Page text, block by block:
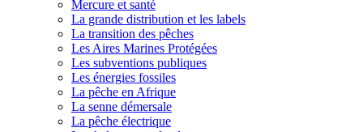
Mercure et santé
La grande distribution et les labels
La transition des pêches
Les Aires Marines Protégées
Les subventions publiques
Les énergies fossiles
La pêche en Afrique
La senne démersale
La pêche électrique